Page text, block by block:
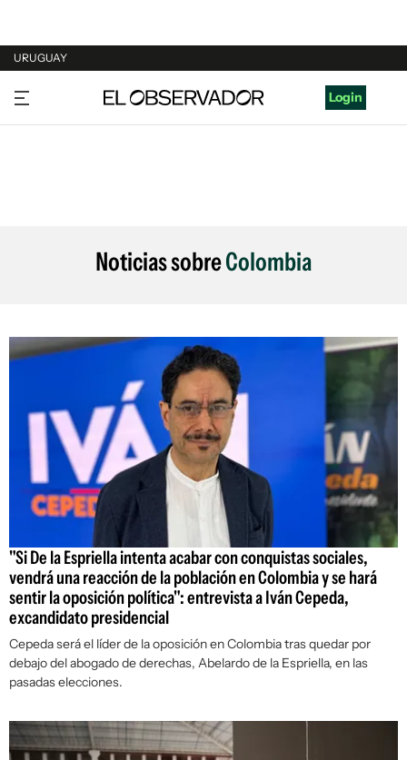
URUGUAY
URUGUAY
ARGENTINA
Login
Noticias sobreColombia
"Si De la Espriella intenta acabar con conquistas sociales,
vendrá una reacción de la población en Colombia y se hará
sentir la oposición política": entrevista a Iván Cepeda,
excandidato presidencial
Cepeda será el líder de la oposición en Colombia tras quedar por
debajo del abogado de derechas, Abelardo de la Espriella, en las
pasadas elecciones.